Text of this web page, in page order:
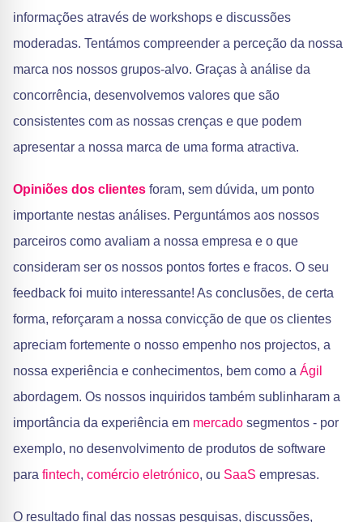
informações através de workshops e discussões
moderadas. Tentámos compreender a perceção da nossa
marca nos nossos grupos-alvo. Graças à análise da
concorrência, desenvolvemos valores que são
consistentes com as nossas crenças e que podem
apresentar a nossa marca de uma forma atractiva.
Opiniões dos clientes foram, sem dúvida, um ponto
importante nestas análises. Perguntámos aos nossos
parceiros como avaliam a nossa empresa e o que
consideram ser os nossos pontos fortes e fracos. O seu
feedback foi muito interessante! As conclusões, de certa
forma, reforçaram a nossa convicção de que os clientes
apreciam fortemente o nosso empenho nos projectos, a
nossa experiência e conhecimentos, bem como a Ágil
abordagem. Os nossos inquiridos também sublinharam a
importância da experiência em mercado segmentos - por
exemplo, no desenvolvimento de produtos de software
para fintech, comércio eletrónico, ou SaaS empresas.
O resultado final das nossas pesquisas, discussões,